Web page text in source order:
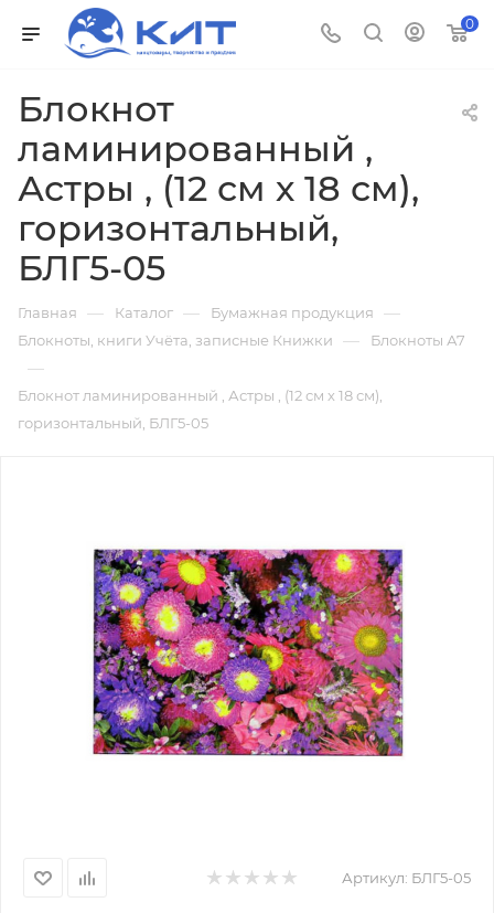
0
Блокнот
ламинированный ,
Астры , (12 см х 18 см),
горизонтальный,
БЛГ5-05
Главная — Каталог — Бумажная продукция —
Блокноты, книги Учёта, записные Книжки — Блокноты А7
—
Блокнот ламинированный , Астры , (12 см х 18 см),
горизонтальный, БЛГ5-05
Артикул: БЛГ5-05